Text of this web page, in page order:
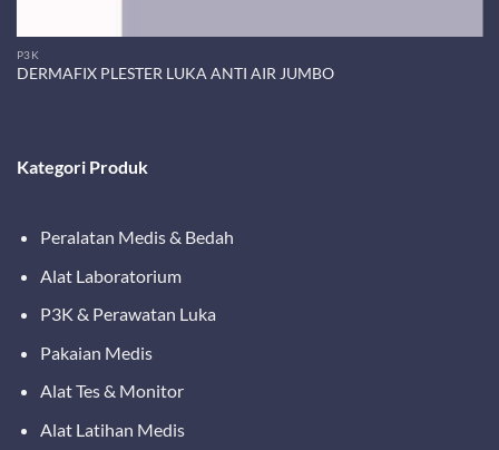
P3K
DERMAFIX PLESTER LUKA ANTI AIR JUMBO
Kategori Produk
Peralatan Medis & Bedah
Alat Laboratorium
P3K & Perawatan Luka
Pakaian Medis
Alat Tes & Monitor
Alat Latihan Medis